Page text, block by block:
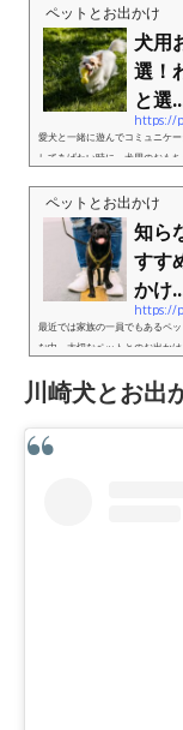
ペットとお出かけ
犬用
選！
と選
https://
愛犬と一緒に遊んでコミュニケ
してあげたい時に、犬用のおも
ペットとお出かけ
知ら
すす
かけ
https://
最近では家族の一員でもあるペ
な中、大切なペットとのお出か
川崎犬とお出